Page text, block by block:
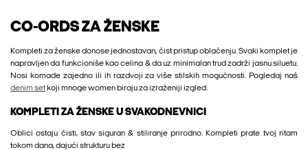
CO-ORDS ZA ŽENSKE
Kompleti za ženske donose jednostavan, čist pristup oblačenju. Svaki komplet je
napravljen da funkcioniše kao celina & da uz minimalan trud zadrži jasnu siluetu.
Nosi komade zajedno ili ih razdvoji za više stilskih mogućnosti. Pogledaj naš
denim set koji mnoge women biraju za izraženiji izgled.
KOMPLETI ZA ŽENSKE U SVAKODNEVNICI
Oblici ostaju čisti, stav siguran & stiliranje prirodno. Kompleti prate tvoj ritam
tokom dana, dajući strukturu bez